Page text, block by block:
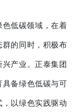
低碳领域，在着
的同时，积极布
产业。正泰集团
备绿色低碳与可
以绿色实践驱动